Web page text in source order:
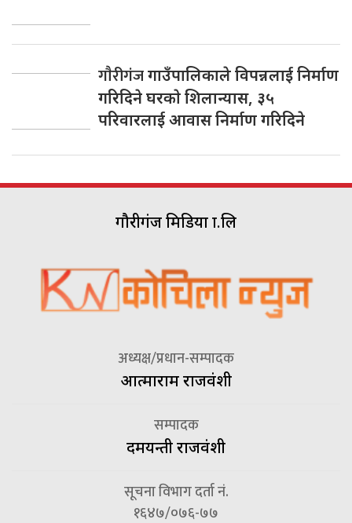
गाैरीगंजगाउँपालिकाले विपन्नलाई निर्माण
गरिदिने घरकाे शिलान्यास, ३५
परिवारलाई आवास निर्माण गरिदिने
गौरीगंज मिडिया प्रा.लि
अध्यक्ष/प्रधान-सम्पादक
आत्माराम राजवंशी
सम्पादक
दमयन्ती राजवंशी
सूचना विभाग दर्ता नं.
१६४७/०७६-७७